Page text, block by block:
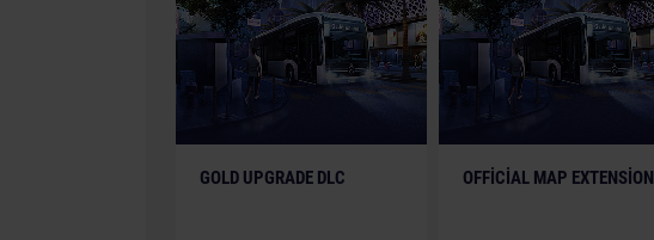
respective owners.
GOLD UPGRADE DLC OFFICIAL MAP EXTENSION